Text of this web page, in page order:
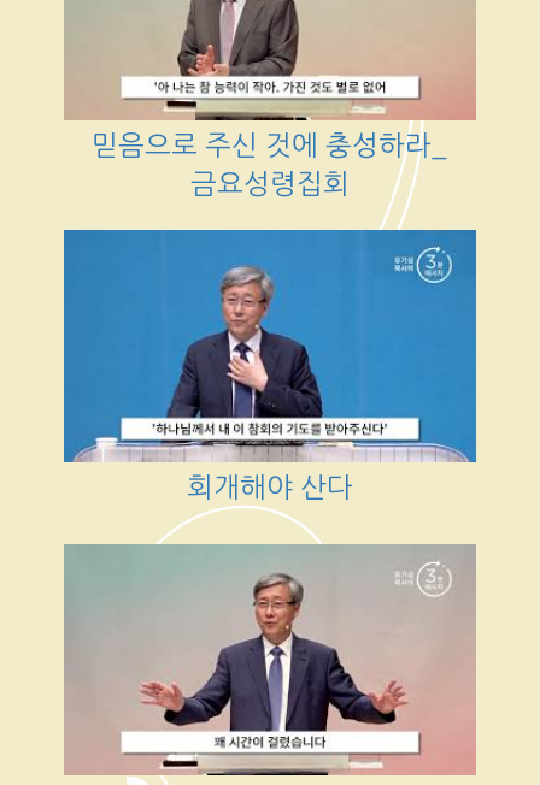
믿음으로 주신 것에 충성하라_
금요성령집회
회개해야 산다